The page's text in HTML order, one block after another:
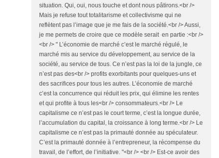
situation. Qui, oui, nous touche et dont nous pâtirons.<br />
Mais je refuse tout totalitarisme et collectivisme qui ne
reflètent pas l’image que je me fais de la société.<br /> Aussi,
je me permets de croire que ce modèle serait en partie :<br />
<br /> " L’économie de marché c’est le marché régulé, le
marché mis au service du développement, au service de la
société, au service de tous. Ce n’est pas la loi de la jungle, ce
n’est pas des<br /> profits exorbitants pour quelques-uns et
des sacrifices pour tous les autres. L’économie de marché
c’est la concurrence qui réduit les prix, qui élimine les rentes
et qui profite à tous les<br /> consommateurs.<br /> Le
capitalisme ce n’est pas le court terme, c’est la longue durée,
l’accumulation du capital, la croissance à long terme.<br /> Le
capitalisme ce n’est pas la primauté donnée au spéculateur.
C’est la primauté donnée à l’entrepreneur, la récompense du
travail, de l’effort, de l’initiative. "<br /> <br /> Est-ce avoir des